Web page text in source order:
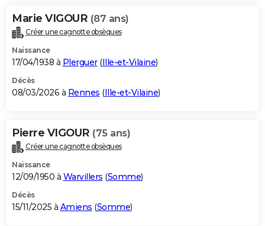
Bricolage
Lifestyle
Culture
Sport
Auto
Television
Voyage
Cinema
Marie VIGOUR (87 ans)
Créer une cagnotte obsèques
Naissance
17/04/1938 à Plerguer(Ille-et-Vilaine)
Décès
08/03/2026 à Rennes (Ille-et-Vilaine)
Pierre VIGOUR (75 ans)
Créer une cagnotte obsèques
Naissance
12/09/1950 à Warvillers (Somme)
Décès
15/11/2025 à Amiens (Somme)